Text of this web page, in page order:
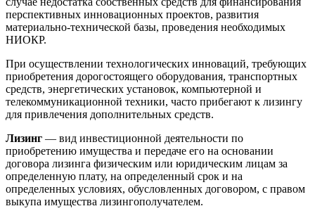
перспективных инновационных проектов, развития
материально-технической базы, проведения необходимых
НИОКР.
При осуществлении технологических инноваций, требующих
приобретения дорогостоящего оборудования, транспортных
средств, энергетических установок, компьютерной и
телекоммуникационной техники, часто прибегают к лизингу
для привлечения дополнительных средств.
Лизинг — вид инвестиционной деятельности по
приобретению имущества и передаче его на основании
договора лизинга физическим или юридическим лицам за
определенную плату, на определенный срок и на
определенных условиях, обусловленных договором, с правом
выкупа имущества лизингополучателем.